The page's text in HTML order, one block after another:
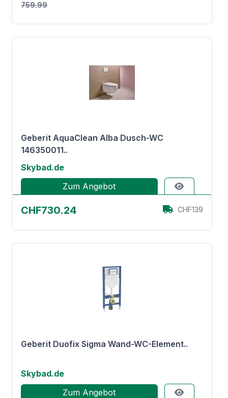
759.99
Geberit AquaClean Alba Dusch-WC
146350011..
Skybad.de
Zum Angebot
CHF730.24 CHF139
Geberit Duofix Sigma Wand-WC-Element..
Skybad.de
Zum Angebot